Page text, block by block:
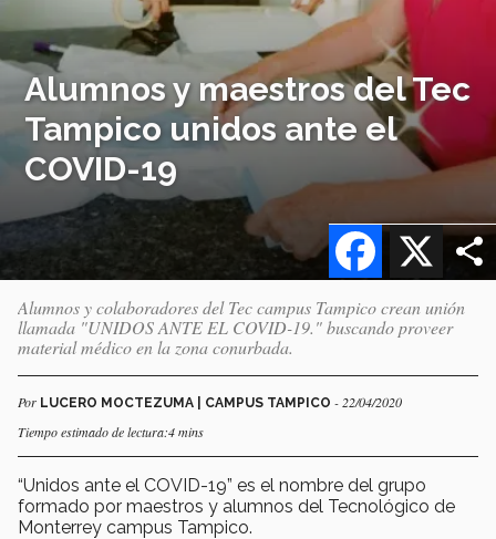
Alumnos y maestros del Tec
Tampico unidos ante el
COVID-19
X
Facebook
Alumnos y colaboradores del Tec campus Tampico crean unión
llamada "UNIDOS ANTE EL COVID-19." buscando proveer
material médico en la zona conurbada.
Por LUCERO MOCTEZUMA | CAMPUS TAMPICO - 22/04/2020
Tiempo estimado de lectura:4 mins
“Unidos ante el COVID-19” es el nombre del grupo
formado por maestros y alumnos del Tecnológico de
Monterrey campus Tampico.